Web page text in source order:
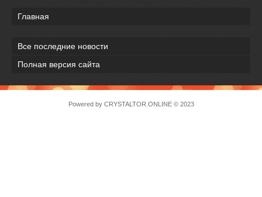
Главная
Все последние новости
Полная версия сайта
Powered by CRYSTALTOR.ONLINE© 2023